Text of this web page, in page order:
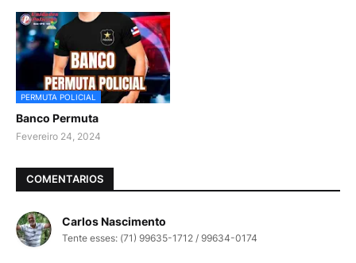
PERMUTA POLICIAL
Banco Permuta
Fevereiro 24, 2024
COMENTARIOS
Carlos Nascimento
Tente esses: (71) 99635-1712 / 99634-0174